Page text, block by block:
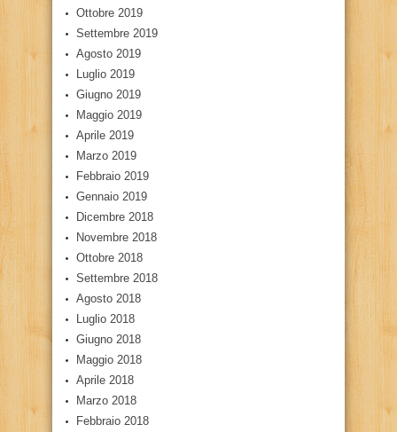
Ottobre 2019
Settembre 2019
Agosto 2019
Luglio 2019
Giugno 2019
Maggio 2019
Aprile 2019
Marzo 2019
Febbraio 2019
Gennaio 2019
Dicembre 2018
Novembre 2018
Ottobre 2018
Settembre 2018
Agosto 2018
Luglio 2018
Giugno 2018
Maggio 2018
Aprile 2018
Marzo 2018
Febbraio 2018